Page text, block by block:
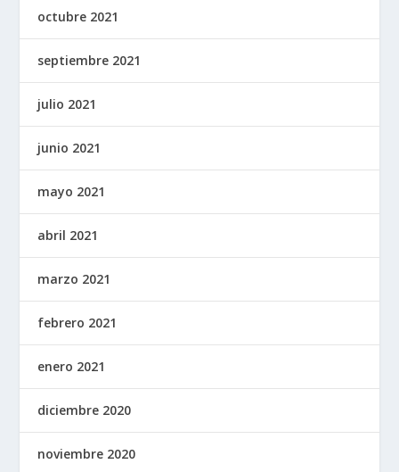
octubre 2021
septiembre 2021
julio 2021
junio 2021
mayo 2021
abril 2021
marzo 2021
febrero 2021
enero 2021
diciembre 2020
noviembre 2020